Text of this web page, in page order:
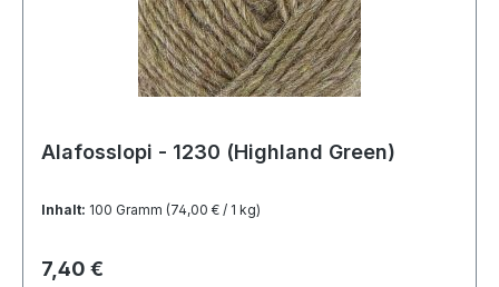
Alafosslopi - 1230 (Highland Green)
Inhalt: 100 Gramm (74,00 € / 1 kg)
Regulärer Preis:
7,40 €